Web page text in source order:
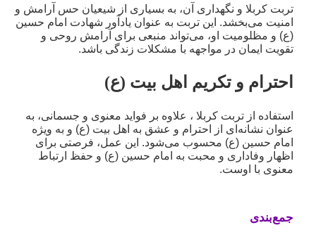
تربت کربلا و نگهداری آن، به بسیاری از شیعیان حس آرامش و
امنیت می‌بخشد. این تربت به عنوان یادآور شهادت امام حسین
(ع) و مظلومیت او، می‌تواند منبعی برای آرامش روحی و
تقویت ایمان در مواجهه با مشکلات زندگی باشد.
احترام و تکریم اهل بیت (ع)
استفاده از تربت کربلا ، علاوه بر فواید معنوی و جسمانی، به
عنوان نشانه‌ای از احترام و عشق به اهل بیت (ع) و به ویژه
امام حسین (ع) محسوب می‌شود. این عمل، فرصتی برای
اظهار وفاداری و محبت به امام حسین (ع) و حفظ ارتباط
معنوی با اوست.
جمع‌بندی